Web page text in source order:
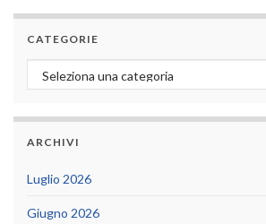
CATEGORIE
Categorie
ARCHIVI
Luglio 2026
Giugno 2026